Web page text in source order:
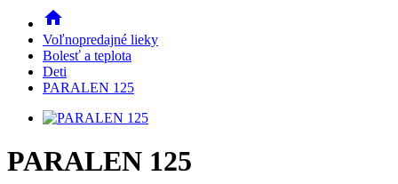
home
Voľnopredajné lieky
Bolesť a teplota
Deti
PARALEN 125
PARALEN 125